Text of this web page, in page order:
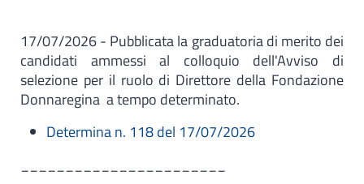
17/07/2026 - Pubblicata la graduatoria di merito dei
candidati ammessi al colloquio dell'Avviso di
selezione per il ruolo di Direttore della Fondazione
Donnaregina a tempo determinato.
Determina n. 118 del 17/07/2026